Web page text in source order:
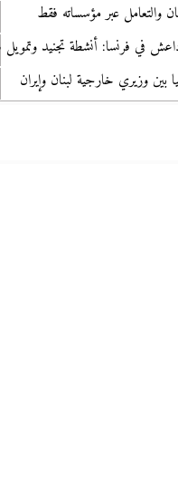
والتعامل عبر مؤسساته فقط
داعش في فرنسا: أنشطة تجنيد
بين وزيري خارجية لبنان وإيران